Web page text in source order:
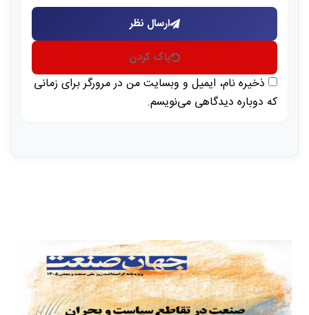
ارسال نظر
پاک کردن
ذخیره نام، ایمیل و وبسایت من در مرورگر برای زمانی
که دوباره دیدگاهی می‌نویسم.